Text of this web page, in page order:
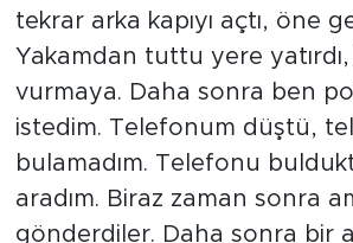
tekrar arka kapıyı açtı, öne
Yakamdan tuttu yere
vurmaya. Daha sonra ben
istedim. Telefonum düştü,
bulamadım. Telefonu
aradım. Biraz zaman sonra
gönderdiler. Daha sonra bir